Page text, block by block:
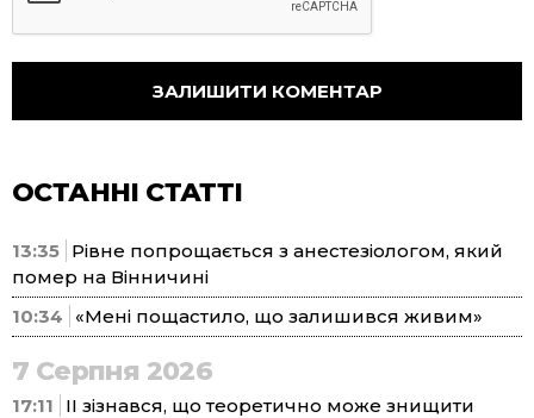
ОСТАННІ СТАТТІ
13:35 Рівне попрощається з анестезіологом, який
помер на Вінничині
10:34
«Мені пощастило, що залишився живим»
7 Серпня 2026
17:11
ІІ зізнався, що теоретично може знищити